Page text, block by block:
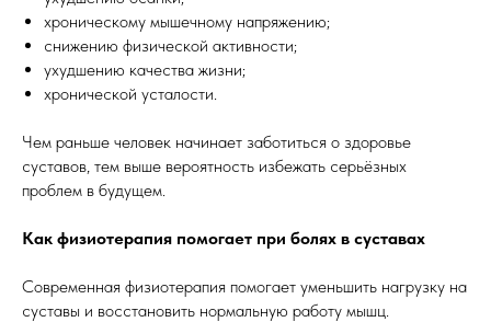
хроническому мышечному напряжению;
снижению физической активности;
ухудшению качества жизни;
хронической усталости.
Чем раньше человек начинает заботиться о здоровье
суставов, тем выше вероятность избежать серьёзных
проблем в будущем.
Как физиотерапия помогает при болях в суставах
Современная физиотерапия помогает уменьшить нагрузку на
суставы и восстановить нормальную работу мышц.